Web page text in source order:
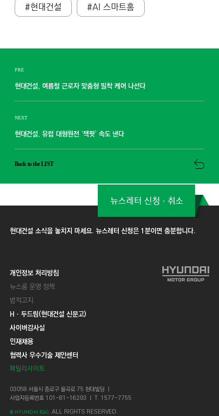
#현대건설 #AI 스마트홈
PRE
현대건설, 여름철 근로자 맞춤형 밀착 케어 나선다
NEXT
현대건설, 유럽 대형원전 ‘잭팟’ 속도 낸다
Back to the LIST
현대건설 소식을 놓치지 마세요. 뉴스레터 신청은 1분이면 충분합니다.
뉴스레터 신청ㆍ취소
개인정보 처리방침
뉴스룸 운영 정책
법적고지
Hㆍ두드림(현대건설 신문고)
사이버감사실
인재채용
협력사 우수기술 제안센터
패밀리사이트
03058 서울시 종로구 율곡로 75 현대빌딩 ㅣ
사업자등록번호 101-81-16293 ㅣ T. 1577-7755
© HYUNDAI E&C. ALL RIGHTS RESERVED.